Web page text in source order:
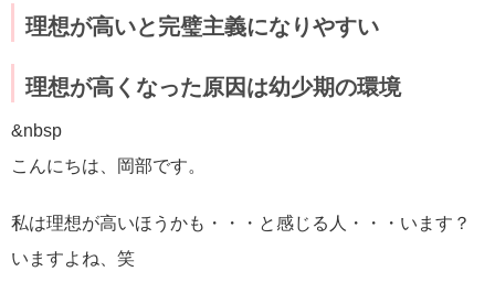
理想が高いと完璧主義になりやすい
理想が高くなった原因は幼少期の環境
&nbsp
こんにちは、岡部です。
私は理想が高いほうかも・・・と感じる人・・・います？
いますよね、笑